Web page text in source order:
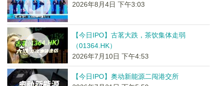
2026年8月4日 下午3:03
【今日IPO】古茗大跌，茶饮集体走弱
（01364.HK）
2026年7月10日 下午4:53
【今日IPO】奥动新能源二闯港交所